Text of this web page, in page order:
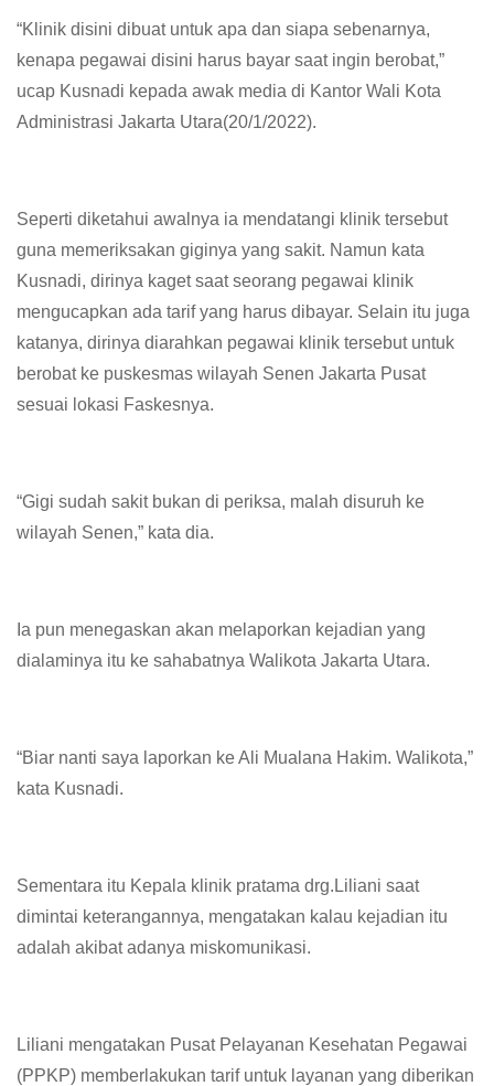
“Klinik disini dibuat untuk apa dan siapa sebenarnya,
kenapa pegawai disini harus bayar saat ingin berobat,”
ucap Kusnadi kepada awak media di Kantor Wali Kota
Administrasi Jakarta Utara(20/1/2022).
Seperti diketahui awalnya ia mendatangi klinik tersebut
guna memeriksakan giginya yang sakit. Namun kata
Kusnadi, dirinya kaget saat seorang pegawai klinik
mengucapkan ada tarif yang harus dibayar. Selain itu juga
katanya, dirinya diarahkan pegawai klinik tersebut untuk
berobat ke puskesmas wilayah Senen Jakarta Pusat
sesuai lokasi Faskesnya.
“Gigi sudah sakit bukan di periksa, malah disuruh ke
wilayah Senen,” kata dia.
Ia pun menegaskan akan melaporkan kejadian yang
dialaminya itu ke sahabatnya Walikota Jakarta Utara.
“Biar nanti saya laporkan ke Ali Mualana Hakim. Walikota,”
kata Kusnadi.
Sementara itu Kepala klinik pratama drg.Liliani saat
dimintai keterangannya, mengatakan kalau kejadian itu
adalah akibat adanya miskomunikasi.
Liliani mengatakan Pusat Pelayanan Kesehatan Pegawai
(PPKP) memberlakukan tarif untuk layanan yang diberikan